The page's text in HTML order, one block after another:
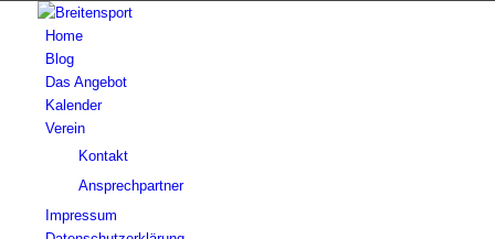
Home
Blog
Das Angebot
Kalender
Verein
Kontakt
Ansprechpartner
Impressum